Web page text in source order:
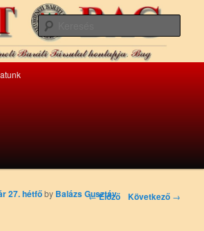
Társulat honlapja
tartalomra
tartalomra
←Előző Következő →
27. hétfőby Balázs Gusztáv